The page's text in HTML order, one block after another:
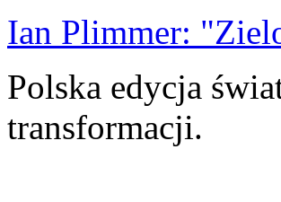
Ian Plimmer:
Polska edycja
transformacji.